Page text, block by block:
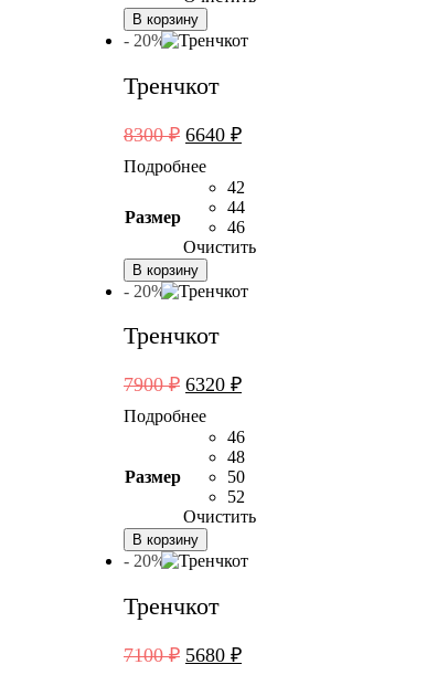
В корзину
- 20%
Тренчкот
8300₽ Первоначальная
составляла
8300 ₽.
6640 ₽Текущая
6640 ₽.
Подробнее
Размер
42
44
46
Очистить
В корзину
- 20%
Тренчкот
7900₽ Первоначальная
составляла
7900 ₽.
6320 ₽Текущая
6320 ₽.
Подробнее
Размер
46
48
50
52
Очистить
В корзину
- 20%
Тренчкот
7100₽ Первоначальная
5680 ₽Текущая